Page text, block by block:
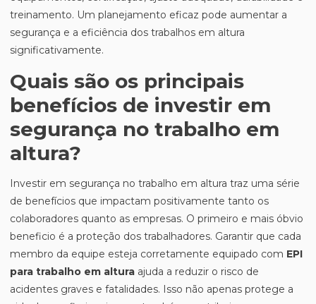
treinamento. Um planejamento eficaz pode aumentar a
segurança e a eficiência dos trabalhos em altura
significativamente.
Quais são os principais
benefícios de investir em
segurança no trabalho em
altura?
Investir em segurança no trabalho em altura traz uma série
de benefícios que impactam positivamente tanto os
colaboradores quanto as empresas. O primeiro e mais óbvio
beneficio é a proteção dos trabalhadores. Garantir que cada
membro da equipe esteja corretamente equipado com EPI
para trabalho em altura ajuda a reduzir o risco de
acidentes graves e fatalidades. Isso não apenas protege a